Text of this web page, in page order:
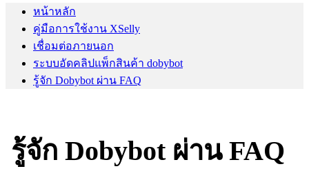
หน้าหลัก
คู่มือการใช้งาน XSelly
เชื่อมต่อภายนอก
ระบบอัดคลิปแพ็กสินค้า dobybot
รู้จัก Dobybot ผ่าน FAQ
รู้จัก Dobybot ผ่าน FAQ